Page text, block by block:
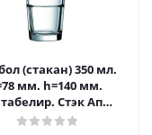
(стакан) 350 мл.
мм. h=140 мм.
Стэк Ап
/6/24/648/